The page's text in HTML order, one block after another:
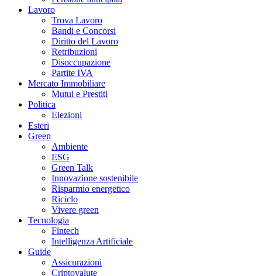
Lavoro
Trova Lavoro
Bandi e Concorsi
Diritto del Lavoro
Retribuzioni
Disoccupazione
Partite IVA
Mercato Immobiliare
Mutui e Prestiti
Politica
Elezioni
Esteri
Green
Ambiente
ESG
Green Talk
Innovazione sostenibile
Risparmio energetico
Riciclo
Vivere green
Tecnologia
Fintech
Intelligenza Artificiale
Guide
Assicurazioni
Criptovalute